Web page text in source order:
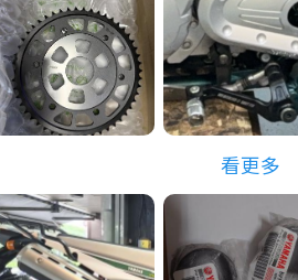
看更多